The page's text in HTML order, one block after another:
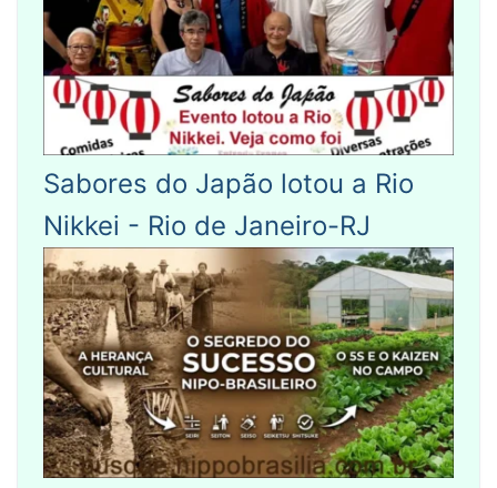
Sabores do Japão lotou a Rio
Nikkei - Rio de Janeiro-RJ